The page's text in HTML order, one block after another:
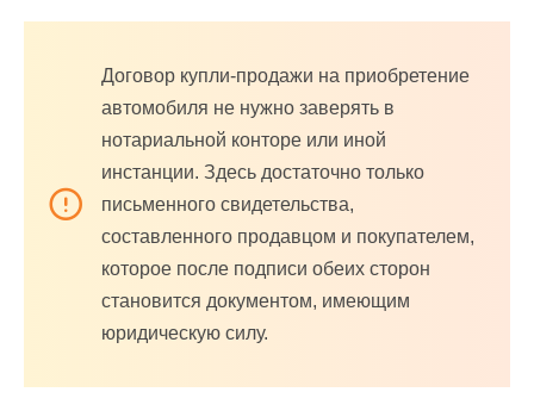
Договор купли-продажи на приобретение
автомобиля не нужно заверять в
нотариальной конторе или иной
инстанции. Здесь достаточно только
письменного свидетельства,
составленного продавцом и покупателем,
которое после подписи обеих сторон
становится документом, имеющим
юридическую силу.